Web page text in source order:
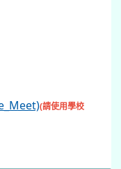
(請使用學校